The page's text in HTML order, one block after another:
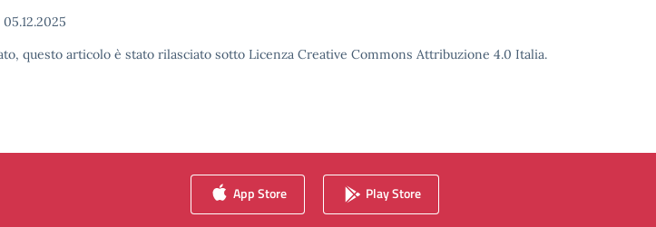
05.12.2025
questo articolo è stato rilasciato sotto Licenza Creative Commons Attribuzione 4.0 Italia.
App Store Play Store